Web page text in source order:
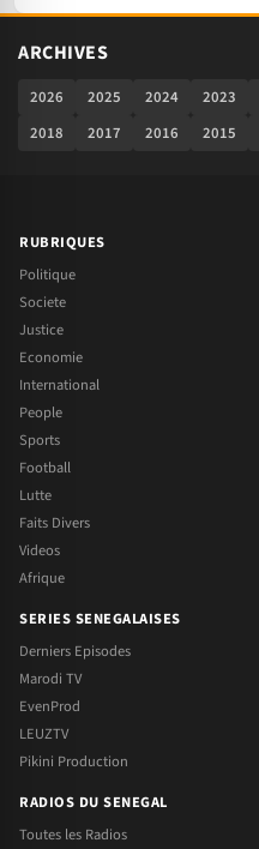
ARCHIVES
2026 2025 2024 2023
2018
2017 2016 2015
RUBRIQUES
Politique
Societe
Justice
Economie
International
People
Sports
Football
Lutte
Faits Divers
Videos
Afrique
SERIES SENEGALAISES
Derniers Episodes
Marodi TV
EvenProd
LEUZTV
Pikini Production
RADIOS DU SENEGAL
Toutes les Radios